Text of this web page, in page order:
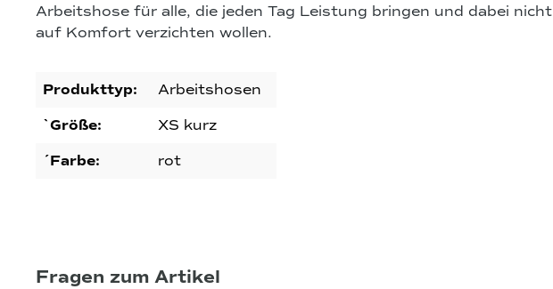
Arbeitshose für alle, die jeden Tag Leistung bringen und dabei nicht
auf Komfort verzichten wollen.
Produkttyp:
Arbeitshosen
`Größe:
XS kurz
´Farbe:
rot
Fragen zum Artikel